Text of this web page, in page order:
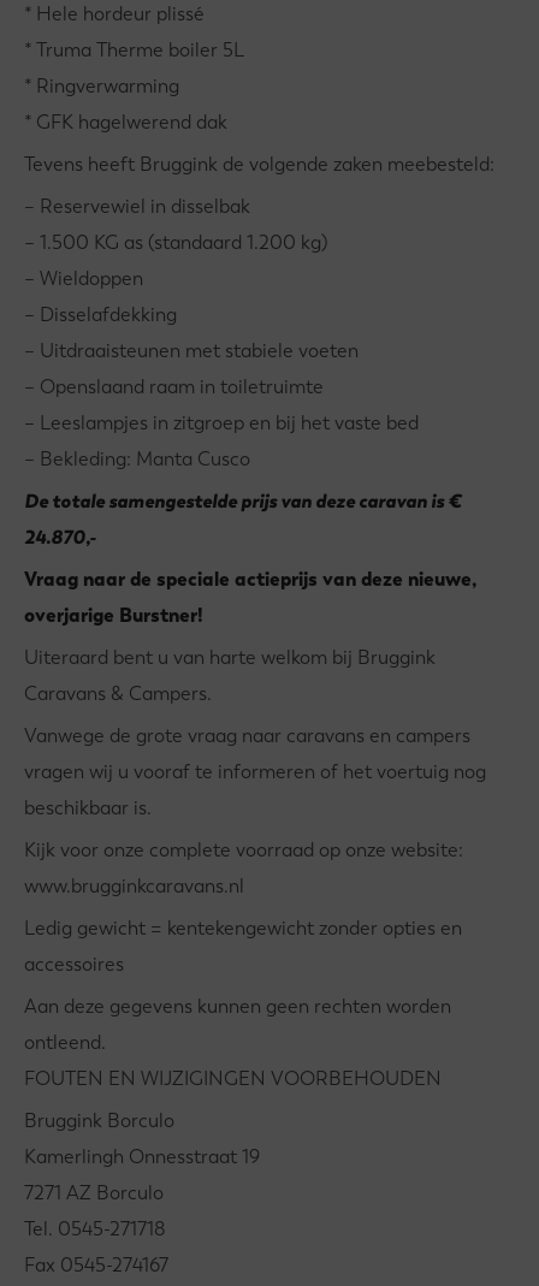
* Hele hordeur plissé
* Truma Therme boiler 5L
* Ringverwarming
* GFK hagelwerend dak
Tevens heeft Bruggink de volgende zaken meebesteld:
– Reservewiel in disselbak
– 1.500 KG as (standaard 1.200 kg)
– Wieldoppen
– Disselafdekking
– Uitdraaisteunen met stabiele voeten
– Openslaand raam in toiletruimte
– Leeslampjes in zitgroep en bij het vaste bed
– Bekleding: Manta Cusco
De totale samengestelde prijs van deze caravan is €
24.870,-
Vraag naar de speciale actieprijs van deze nieuwe,
overjarige Burstner!
Uiteraard bent u van harte welkom bij Bruggink
Caravans & Campers.
Vanwege de grote vraag naar caravans en campers
vragen wij u vooraf te informeren of het voertuig nog
beschikbaar is.
Kijk voor onze complete voorraad op onze website:
www.brugginkcaravans.nl
Ledig gewicht = kentekengewicht zonder opties en
accessoires
Aan deze gegevens kunnen geen rechten worden
ontleend.
FOUTEN EN WIJZIGINGEN VOORBEHOUDEN
Bruggink Borculo
Kamerlingh Onnesstraat 19
7271 AZ Borculo
Tel. 0545-271718
Fax 0545-274167